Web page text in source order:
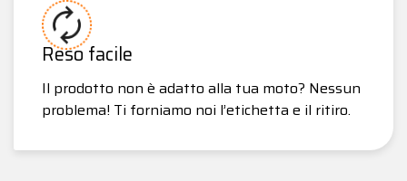
Reso facile
Il prodotto non è adatto alla tua moto? Nessun
problema! Ti forniamo noi l’etichetta e il ritiro.